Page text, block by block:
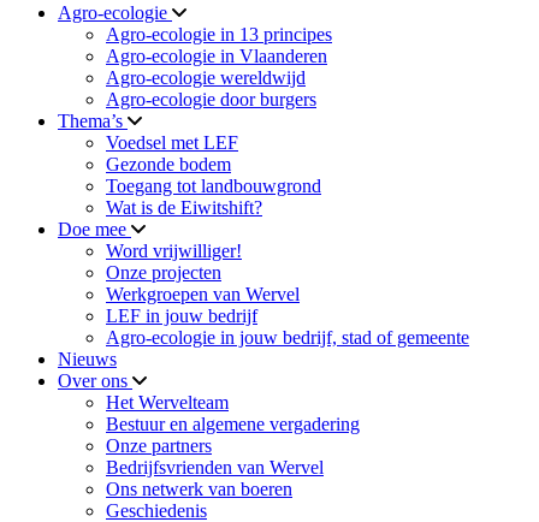
Agro-ecologie
Agro-ecologie in 13 principes
Agro-ecologie in Vlaanderen
Agro-ecologie wereldwijd
Agro-ecologie door burgers
Thema’s
Voedsel met LEF
Gezonde bodem
Toegang tot landbouwgrond
Wat is de Eiwitshift?
Doe mee
Word vrijwilliger!
Onze projecten
Werkgroepen van Wervel
LEF in jouw bedrijf
Agro-ecologie in jouw bedrijf, stad of gemeente
Nieuws
Over ons
Het Wervelteam
Bestuur en algemene vergadering
Onze partners
Bedrijfsvrienden van Wervel
Ons netwerk van boeren
Geschiedenis